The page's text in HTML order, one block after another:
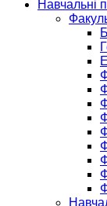
Навчальні